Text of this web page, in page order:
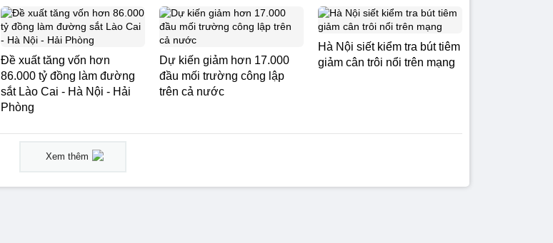
Đề xuất tăng vốn hơn
86.000 tỷ đồng làm đường
sắt Lào Cai - Hà Nội - Hải
Phòng
Dự kiến giảm hơn 17.000
đầu mối trường công lập
trên cả nước
Hà Nội siết kiểm tra bút tiêm
giảm cân trôi nổi trên mạng
Xem thêm